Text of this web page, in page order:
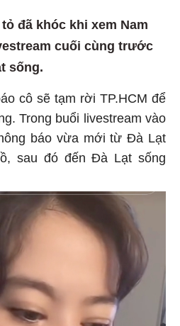
đã khóc khi xem Nam
cuối cùng trước
sống.
cô sẽ tạm rời TP.HCM để
Trong buổi livestream vào
báo vừa mới từ Đà Lạt
sau đó đến Đà Lạt sống